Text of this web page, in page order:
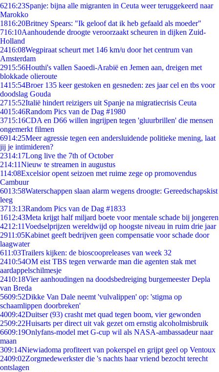
6216:23Spanje: bijna alle migranten in Ceuta weer teruggekeerd naar
Marokko
1816:20Britney Spears: "Ik geloof dat ik heb gefaald als moeder"
716:10Aanhoudende droogte veroorzaakt scheuren in dijken Zuid-
Holland
2416:08Wegpiraat scheurt met 146 km/u door het centrum van
Amsterdam
2915:56Houthi's vallen Saoedi-Arabië en Jemen aan, dreigen met
blokkade olieroute
1415:54Broer 135 keer gestoken en gesneden: zes jaar cel en tbs voor
doodslag Gouda
2715:52Italië hindert reizigers uit Spanje na migratiecrisis Ceuta
4015:46Random Pics van de Dag #1980
3715:16CDA en D66 willen ingrijpen tegen 'gluurbrillen' die mensen
ongemerkt filmen
6914:25Meer agressie tegen een andersluidende politieke mening, laat
jij je intimideren?
2314:17Long live the 7th of October
214:11Nieuw te streamen in augustus
114:08Excelsior opent seizoen met ruime zege op promovendus
Cambuur
6013:58Waterschappen slaan alarm wegens droogte: Gereedschapskist
leeg
3713:13Random Pics van de Dag #1833
1612:43Meta krijgt half miljard boete voor mentale schade bij jongeren
4212:11Voedselprijzen wereldwijd op hoogste niveau in ruim drie jaar
2911:05Kabinet geeft bedrijven geen compensatie voor schade door
laagwater
611:03Trailers kijken: de bioscoopreleases van week 32
2410:54OM eist TBS tegen verwarde man die agenten stak met
aardappelschilmesje
2410:18Vier aanhoudingen na doodsbedreiging burgemeester Depla
van Breda
5609:52Dikke Van Dale neemt 'vulvalippen' op: 'stigma op
schaamlippen doorbreken'
4009:42Duitser (93) crasht met quad tegen boom, vier gewonden
2509:22Huisarts per direct uit vak gezet om ernstig alcoholmisbruik
6609:19Onlyfans-model met G-cup wil als NASA-ambassadeur naar
maan
309:14Niewiadoma profiteert van pokerspel en grijpt geel op Ventoux
2409:02Zorgmedewerkster die 's nachts haar vriend bezocht terecht
ontslagen